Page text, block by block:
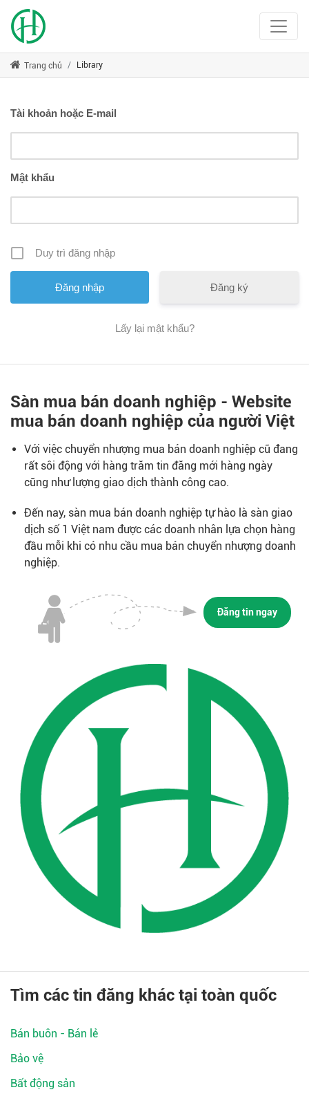
Trang chủ Library
Tài khoản hoặc E-mail
Mật khẩu
Duy trì đăng nhập
Đăng ký
Lấy lại mật khẩu?
Sàn mua bán doanh nghiệp - Website
mua bán doanh nghiệp của người Việt
Với việc chuyển nhượng mua bán doanh nghiệp cũ đang
rất sôi động với hàng trăm tin đăng mới hàng ngày
cũng như lượng giao dịch thành công cao.
Đến nay, sàn mua bán doanh nghiệp tự hào là sàn giao
dịch số 1 Việt nam được các doanh nhân lựa chọn hàng
đầu mỗi khi có nhu cầu mua bán chuyển nhượng doanh
nghiệp.
Đăng tin ngay
Tìm các tin đăng khác tại toàn quốc
Bán buôn - Bán lẻ
Bảo vệ
Bất động sản